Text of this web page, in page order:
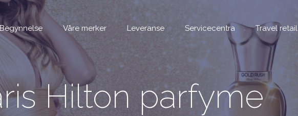
Våre merker Leveranse Servicecentra Travel retail
Hilton parfyme